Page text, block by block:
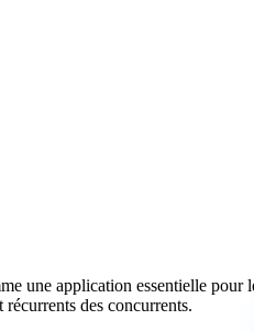
une application essentielle pour
des concurrents.